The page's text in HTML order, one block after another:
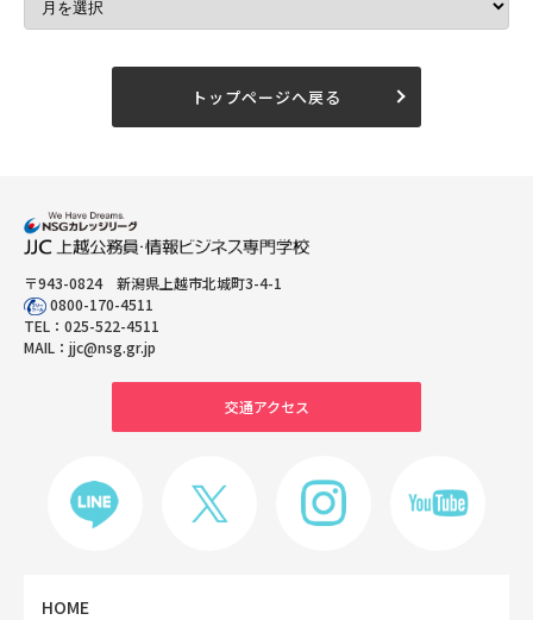
トップページへ戻る
〒943-0824 新潟県上越市北城町3-4-1
0800-170-4511
TEL： 025-522-4511
MAIL： jjc@nsg.gr.jp
交通アクセス
HOME